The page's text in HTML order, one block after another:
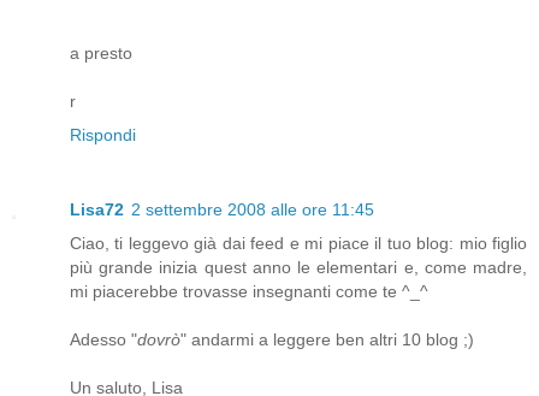
a presto
r
Rispondi
Lisa72 2 settembre 2008 alle ore 11:45
Ciao, ti leggevo già dai feed e mi piace il tuo blog: mio figlio
più grande inizia quest anno le elementari e, come madre,
mi piacerebbe trovasse insegnanti come te ^_^
Adesso "dovrò" andarmi a leggere ben altri 10 blog ;)
Un saluto, Lisa